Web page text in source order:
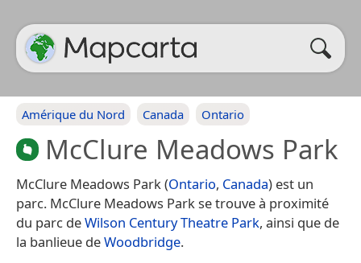
Amérique du Nord Canada Ontario
McClure Meadows Park
McClure Meadows Park (Ontario, Canada) est un
parc. McClure Meadows Park se trouve à proximité
du parc deWilson Century Theatre Park, ainsi que de
la banlieue deWoodbridge.